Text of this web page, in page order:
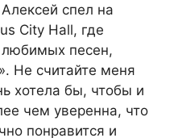
спел на
City Hall, где
любимых песен,
Не считайте меня
хотела бы, чтобы и
чем уверенна, что
понравится и